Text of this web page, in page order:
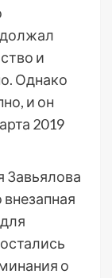
и
Однако
и он
2019
Завьялова
о